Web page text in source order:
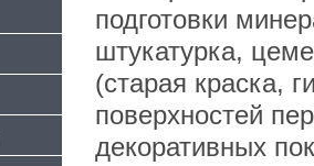
подготовки
штукатурка,
(старая краска,
поверхностей
декоративных